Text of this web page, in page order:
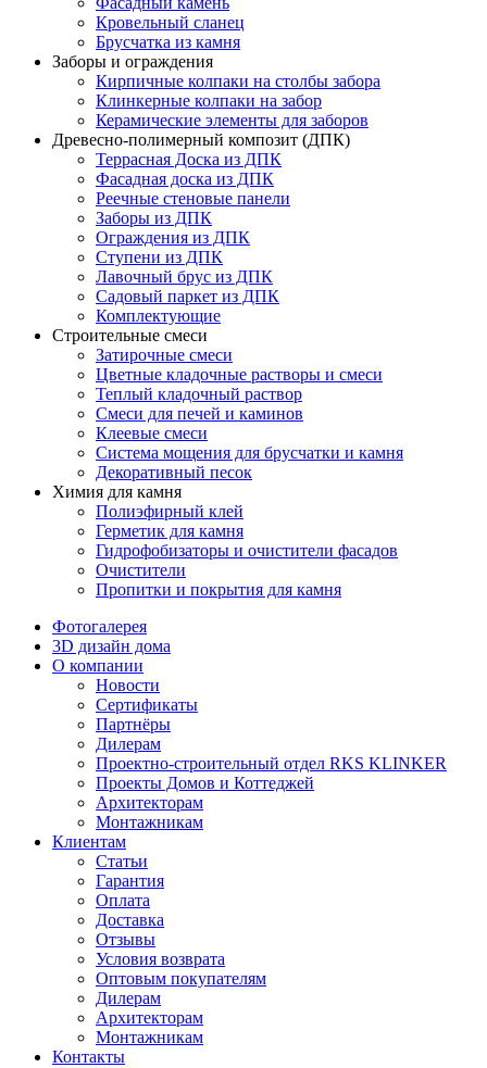
Кровельный сланец
Брусчатка из камня
Заборы и ограждения
Кирпичные колпаки на столбы забора
Клинкерные колпаки на забор
Керамические элементы для заборов
Древесно-полимерный композит (ДПК)
Террасная Доска из ДПК
Фасадная доска из ДПК
Реечные стеновые панели
Заборы из ДПК
Ограждения из ДПК
Ступени из ДПК
Лавочный брус из ДПК
Садовый паркет из ДПК
Комплектующие
Строительные смеси
Затирочные смеси
Цветные кладочные растворы и смеси
Теплый кладочный раствор
Смеси для печей и каминов
Клеевые смеси
Система мощения для брусчатки и камня
Декоративный песок
Химия для камня
Полиэфирный клей
Герметик для камня
Гидрофобизаторы и очистители фасадов
Очистители
Пропитки и покрытия для камня
Фотогалерея
3D дизайн дома
О компании
Новости
Сертификаты
Партнёры
Дилерам
Проектно-строительный отдел RKS KLINKER
Проекты Домов и Коттеджей
Архитекторам
Монтажникам
Клиентам
Статьи
Гарантия
Оплата
Доставка
Отзывы
Условия возврата
Оптовым покупателям
Дилерам
Архитекторам
Монтажникам
Контакты